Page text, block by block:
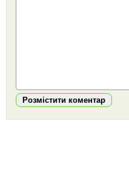
Розмістити коментар